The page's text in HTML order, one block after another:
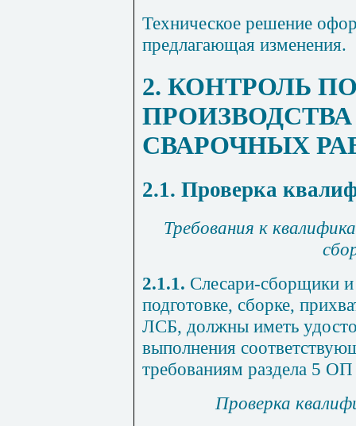
Техническое решение
предлагающая изменения.
2. КОНТРОЛЬ
СВАРОЧНЫХ
2.1. Проверка
Требования к
2.1.1. Слесари-сборщики
подготовке, сборке,
ЛСБ, должны иметь
выполнения
требованиям раздела 5
Проверка